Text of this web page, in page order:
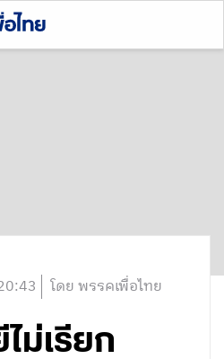
โดย พรรคเพื่อไทย
ไม่เรียก